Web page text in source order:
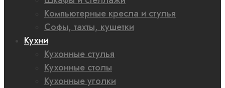
Компьютерные кресла и стулья
Софы, тахты, кушетки
Кухни
Кухонные стулья
Кухонные столы
Кухонные уголки